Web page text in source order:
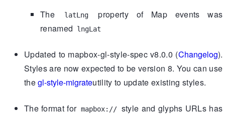
The latLng
property of Map events was
renamed
lngLat
Updated to mapbox-gl-style-spec v8.0.0 (Changelog).
Styles are now expected to be version 8. You can use
thegl-style-migrateutility to update existing styles.
The format for mapbox:// style and glyphs URLs has